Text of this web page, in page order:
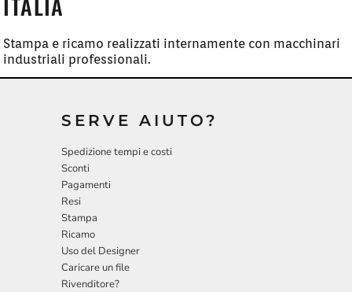
Stampa e ricamo realizzati internamente con macchinari
industriali professionali.
SERVE AIUTO?
Spedizione tempi e costi
Sconti
Pagamenti
Resi
Stampa
Ricamo
Uso del Designer
Caricare un file
Rivenditore?